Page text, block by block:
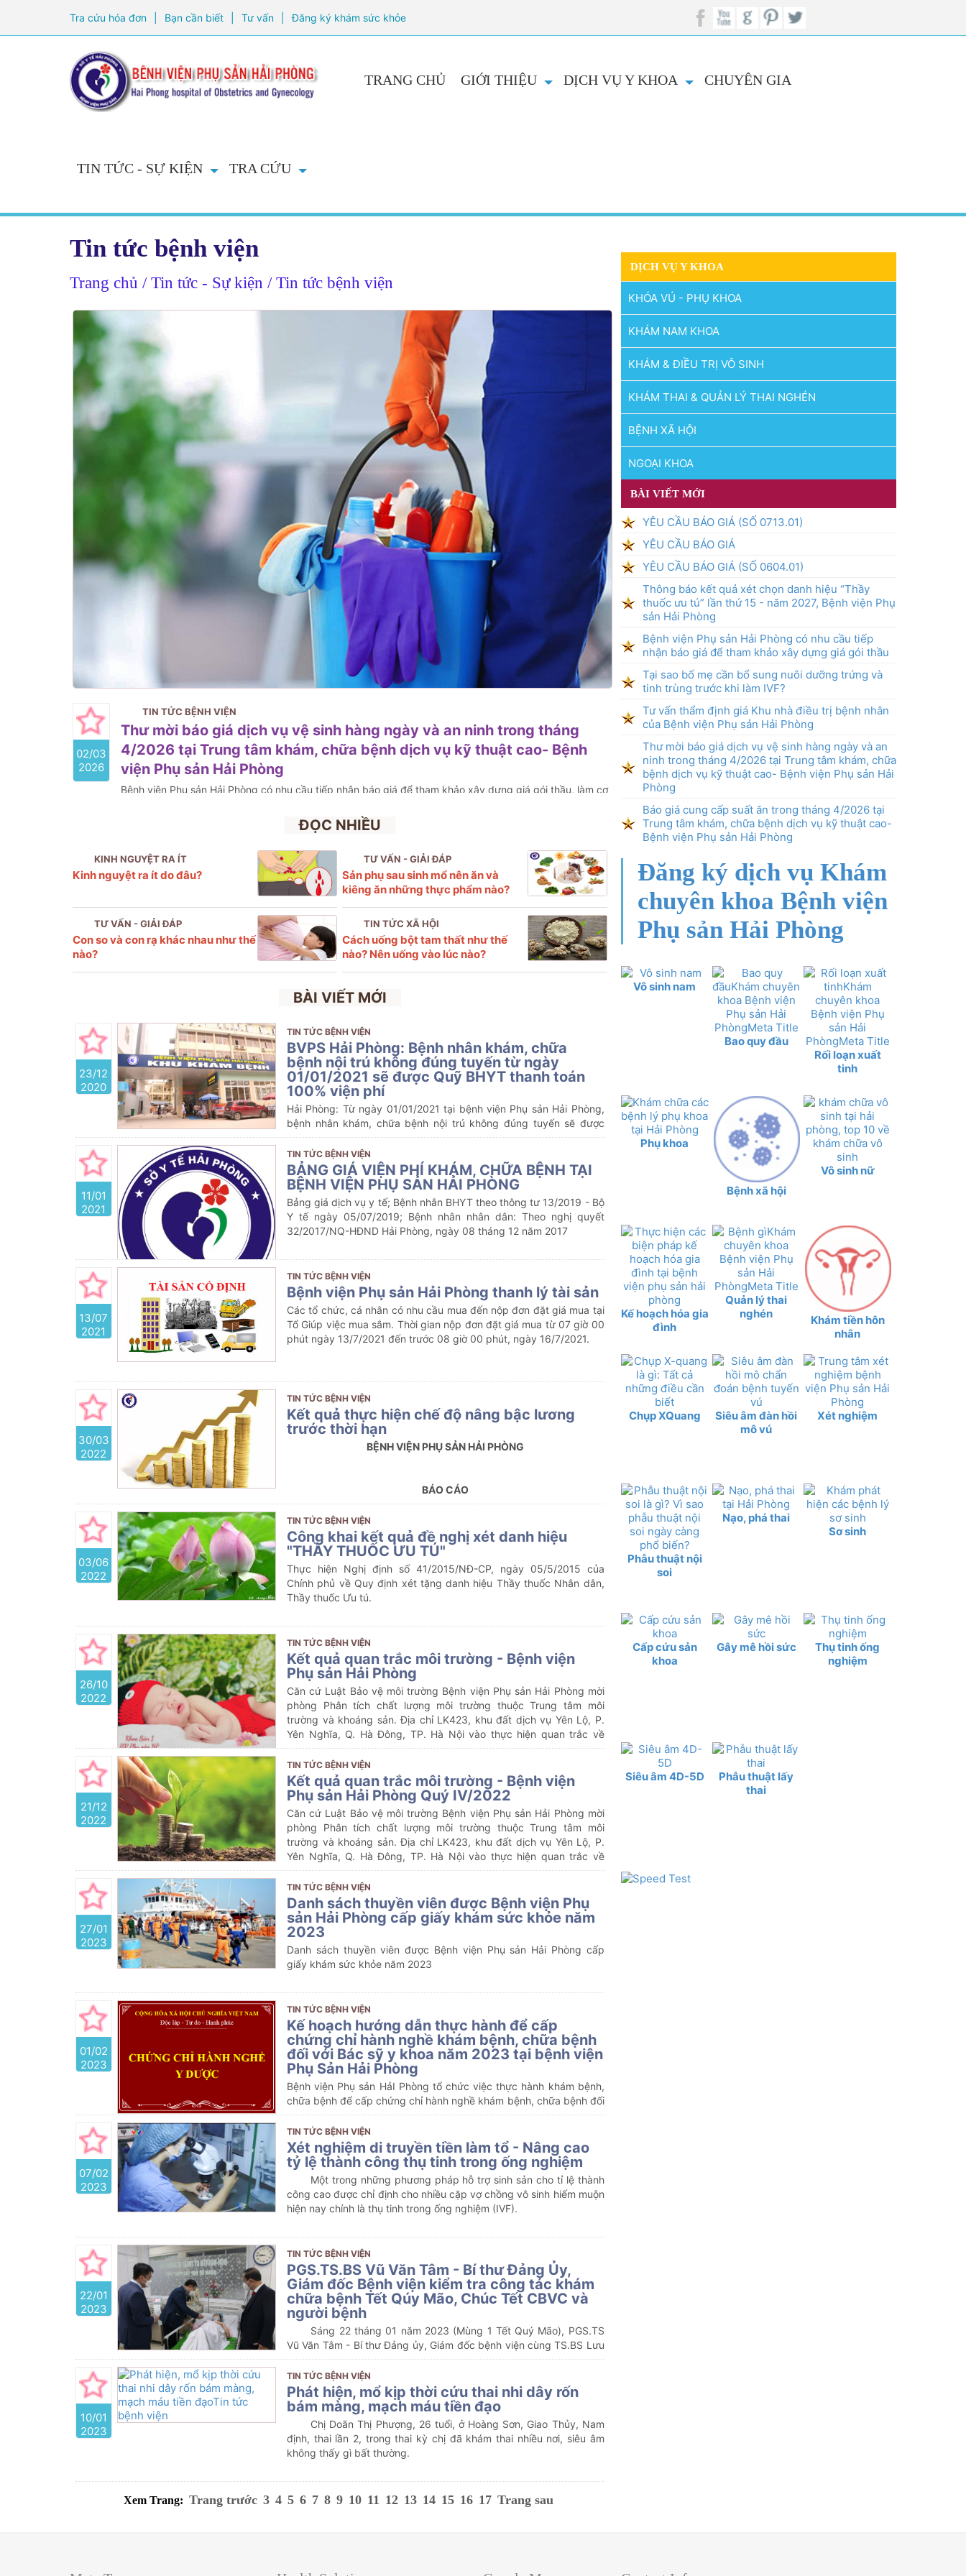
Tra cứu hóa đơn Bạn cần biết Tư vấn Đăng ký khám sức khỏe
TRANG CHỦ GIỚI THIỆU DỊCH VỤ Y KHOA CHUYÊN GIA
TIN TỨC - SỰ KIỆN TRA CỨU
Tin tức bệnh viện
Trang chủ / Tin tức - Sự kiện / Tin tức bệnh viện
02/03
2026
TIN TỨC BỆNH VIỆN
Thư mời báo giá dịch vụ vệ sinh hàng ngày và an ninh trong tháng
4/2026 tại Trung tâm khám, chữa bệnh dịch vụ kỹ thuật cao- Bệnh
viện Phụ sản Hải Phòng
Bệnh viện Phụ sản Hải Phòng có nhu cầu tiếp nhận báo giá để tham khảo xây dựng giá gói thầu, làm cơ
Trung tâm khám, chữa bệnh dịch vụ kỹ thuật cao- Bệnh viện Phụ sản Hải Phòng” với nội dung cụ thể
ĐỌC NHIỀU
KINH NGUYỆT RA ÍT
Kinh nguyệt ra ít do đâu?
TƯ VẤN - GIẢI ĐÁP
Sản phụ sau sinh mổ nên ăn và
kiêng ăn những thực phẩm nào?
TƯ VẤN - GIẢI ĐÁP
Con so và con rạ khác nhau như thế
nào?
TIN TỨC XÃ HỘI
Cách uống bột tam thất như thế
nào? Nên uống vào lúc nào?
BÀI VIẾT MỚI
23/12
2020
TIN TỨC BỆNH VIỆN
BVPS Hải Phòng: Bệnh nhân khám, chữa
bệnh nội trú không đúng tuyến từ ngày
01/01/2021 sẽ được Quỹ BHYT thanh toán
100% viện phí
Hải Phòng: Từ ngày 01/01/2021 tại bệnh viện Phụ sản Hải Phòng,
bệnh nhân khám, chữa bệnh nội trú không đúng tuyến sẽ được
Quỹ bảo hiểm y tế thanh toán 100% viện phí.
11/01
2021
TIN TỨC BỆNH VIỆN
BẢNG GIÁ VIỆN PHÍ KHÁM, CHỮA BỆNH TẠI
BỆNH VIỆN PHỤ SẢN HẢI PHÒNG
Bảng giá dịch vụ y tế; Bệnh nhân BHYT theo thông tư 13/2019 - Bộ
Y tế ngày 05/07/2019; Bệnh nhân nhân dân: Theo nghị quyết
32/2017/NQ-HĐND Hải Phòng, ngày 08 tháng 12 năm 2017
13/07
2021
TIN TỨC BỆNH VIỆN
Bệnh viện Phụ sản Hải Phòng thanh lý tài sản
Các tổ chức, cá nhân có nhu cầu mua đến nộp đơn đặt giá mua tại
Tổ Giúp việc mua sắm. Thời gian nộp đơn đặt giá mua từ 07 giờ 00
phút ngày 13/7/2021 đến trước 08 giờ 00 phút, ngày 16/7/2021.
30/03
2022
TIN TỨC BỆNH VIỆN
Kết quả thực hiện chế độ nâng bậc lương
trước thời hạn
BỆNH VIỆN PHỤ SẢN HẢI PHÒNG
BÁO CÁO
Kết quả thực hiện chế độ nâng bậc lương trước thời hạn
đối với công chức, viên chức và người lao động do lập thành tích
xuất sắc trong thực hiện nhiệm vụ
03/06
2022
TIN TỨC BỆNH VIỆN
Công khai kết quả đề nghị xét danh hiệu
"THẦY THUỐC ƯU TÚ"
Thực hiện Nghị định số 41/2015/NĐ-CP, ngày 05/5/2015 của
Chính phủ về Quy định xét tặng danh hiệu Thầy thuốc Nhân dân,
Thầy thuốc Ưu tú.
26/10
2022
TIN TỨC BỆNH VIỆN
Kết quả quan trắc môi trường - Bệnh viện
Phụ sản Hải Phòng
Căn cứ Luật Bảo vệ môi trường Bệnh viện Phụ sản Hải Phòng mời
phòng Phân tích chất lượng môi trường thuộc Trung tâm môi
trường và khoáng sản. Địa chỉ LK423, khu đất dịch vụ Yên Lộ, P.
Yên Nghĩa, Q. Hà Đông, TP. Hà Nội vào thực hiện quan trắc về
tiếng ồn, độ phóng xạ trong bệnh viện mà môi trường xung quanh
21/12
2022
TIN TỨC BỆNH VIỆN
Kết quả quan trắc môi trường - Bệnh viện
Phụ sản Hải Phòng Quý IV/2022
Căn cứ Luật Bảo vệ môi trường Bệnh viện Phụ sản Hải Phòng mời
phòng Phân tích chất lượng môi trường thuộc Trung tâm môi
trường và khoáng sản. Địa chỉ LK423, khu đất dịch vụ Yên Lộ, P.
Yên Nghĩa, Q. Hà Đông, TP. Hà Nội vào thực hiện quan trắc về
tiếng ồn, độ phóng xạ trong bệnh viện mà môi trường xung quanh
Quý IV/2022
27/01
2023
TIN TỨC BỆNH VIỆN
Danh sách thuyền viên được Bệnh viện Phụ
sản Hải Phòng cấp giấy khám sức khỏe năm
2023
Danh sách thuyền viên được Bệnh viện Phụ sản Hải Phòng cấp
giấy khám sức khỏe năm 2023
01/02
2023
TIN TỨC BỆNH VIỆN
Kế hoạch hướng dẫn thực hành để cấp
chứng chỉ hành nghề khám bệnh, chữa bệnh
đối với Bác sỹ y khoa năm 2023 tại bệnh viện
Phụ Sản Hải Phòng
Bệnh viện Phụ sản HảI Phòng tổ chức việc thực hành khám bệnh,
chữa bệnh để cấp chứng chỉ hành nghề khám bệnh, chữa bệnh đối
với bác sỹ y khoa
07/02
2023
TIN TỨC BỆNH VIỆN
Xét nghiệm di truyền tiền làm tổ - Nâng cao
tỷ lệ thành công thụ tinh trong ống nghiệm
Một trong những phương pháp hỗ trợ sinh sản cho tỉ lệ thành
công cao được chỉ định cho nhiều cặp vợ chồng vô sinh hiếm muộn
hiện nay chính là thụ tinh trong ống nghiệm (IVF).
22/01
2023
TIN TỨC BỆNH VIỆN
PGS.TS.BS Vũ Văn Tâm - Bí thư Đảng Ủy,
Giám đốc Bệnh viện kiểm tra công tác khám
chữa bệnh Tết Qúy Mão, Chúc Tết CBVC và
người bệnh
Sáng 22 tháng 01 năm 2023 (Mùng 1 Tết Quý Mão), PGS.TS
Vũ Văn Tâm - Bí thư Đảng ủy, Giám đốc bệnh viện cùng TS.BS Lưu
Vũ Dũng - Chủ tịch Công đoàn, Phó giám đốc bệnh viện đã đến
kiểm tra công tác thường trực, chúc tết CBVC trực và người bệnh
nằm viện tại Bệnh viện.
10/01
2023
TIN TỨC BỆNH VIỆN
Phát hiện, mổ kịp thời cứu thai nhi dây rốn
bám màng, mạch máu tiền đạo
Chị Doãn Thị Phượng, 26 tuổi, ở Hoàng Sơn, Giao Thủy, Nam
định, thai lần 2, trong thai kỳ chị đã khám thai nhiều nơi, siêu âm
không thấy gì bất thường.
Xem Trang: Trang trước 3 4 5 6 7 8 9 10 11 12 13 14 15 16 17 Trang sau
DỊCH VỤ Y KHOA
KHÓA VÚ - PHỤ KHOA
KHÁM NAM KHOA
KHÁM & ĐIỀU TRỊ VÔ SINH
KHÁM THAI & QUẢN LÝ THAI NGHÉN
BỆNH XÃ HỘI
NGOẠI KHOA
BÀI VIẾT MỚI
YÊU CẦU BÁO GIÁ (SỐ 0713.01)
YÊU CẦU BÁO GIÁ
YÊU CẦU BÁO GIÁ (SỐ 0604.01)
Thông báo kết quả xét chọn danh hiệu “Thầy
thuốc ưu tú” lần thứ 15 - năm 2027, Bệnh viện Phụ
sản Hải Phòng
Bệnh viện Phụ sản Hải Phòng có nhu cầu tiếp
nhận báo giá để tham khảo xây dựng giá gói thầu
Tại sao bố mẹ cần bổ sung nuôi dưỡng trứng và
tinh trùng trước khi làm IVF?
Tư vấn thẩm định giá Khu nhà điều trị bệnh nhân
của Bệnh viện Phụ sản Hải Phòng
Thư mời báo giá dịch vụ vệ sinh hàng ngày và an
ninh trong tháng 4/2026 tại Trung tâm khám, chữa
bệnh dịch vụ kỹ thuật cao- Bệnh viện Phụ sản Hải
Phòng
Báo giá cung cấp suất ăn trong tháng 4/2026 tại
Trung tâm khám, chữa bệnh dịch vụ kỹ thuật cao-
Bệnh viện Phụ sản Hải Phòng
Đăng ký dịch vụ Khám
chuyên khoa Bệnh viện
Phụ sản Hải Phòng
Vô sinh nam
Bao quy đầu
Rối loạn xuất
tinh
Phụ khoa
Bệnh xã hội
Vô sinh nữ
Kế hoạch hóa gia
đình
Quản lý thai
nghén
Khám tiền hôn
nhân
Chụp XQuang
Siêu âm đàn hồi
mô vú
Xét nghiệm
Phẫu thuật nội
soi
Nạo, phá thai
Sơ sinh
Cấp cứu sản
khoa
Gây mê hồi sức
Thụ tinh ống
nghiệm
Siêu âm 4D-5D
Phẫu thuật lấy
thai